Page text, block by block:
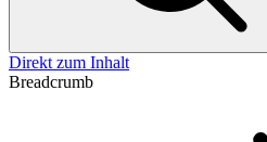
Direkt zum Inhalt
Breadcrumb